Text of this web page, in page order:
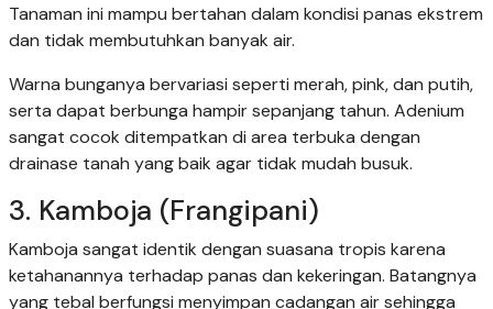
Tanaman ini mampu bertahan dalam kondisi panas ekstrem
dan tidak membutuhkan banyak air.
Warna bunganya bervariasi seperti merah, pink, dan putih,
serta dapat berbunga hampir sepanjang tahun. Adenium
sangat cocok ditempatkan di area terbuka dengan
drainase tanah yang baik agar tidak mudah busuk.
3. Kamboja (Frangipani)
Kamboja sangat identik dengan suasana tropis karena
ketahanannya terhadap panas dan kekeringan. Batangnya
yang tebal berfungsi menyimpan cadangan air sehingga